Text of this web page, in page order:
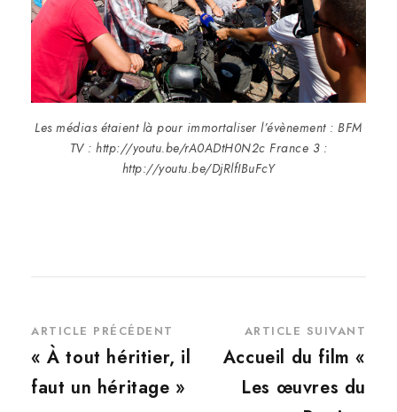
Les médias étaient là pour immortaliser l’évènement : BFM
TV : http://youtu.be/rA0ADtH0N2c France 3 :
http://youtu.be/DjRlfIBuFcY
ARTICLE PRÉCÉDENT
« À tout héritier, il
faut un héritage »
ARTICLE SUIVANT
Accueil du film «
Les œuvres du